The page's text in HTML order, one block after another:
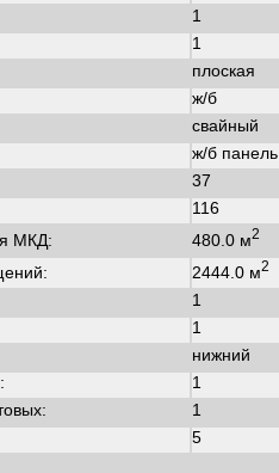
1
1
плоская
ж/б
свайный
ж/б панель
37
116
МКД:
480.0 м2
2444.0 м2
1
1
нижний
1
1
5